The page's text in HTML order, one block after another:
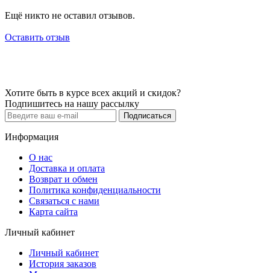
Ещё никто не оставил отзывов.
Оставить отзыв
Хотите быть в курсе всех акций и скидок?
Подпишитесь на нашу рассылку
Подписаться
Информация
О нас
Доставка и оплата
Возврат и обмен
Политика конфиденциальности
Связаться с нами
Карта сайта
Личный кабинет
Личный кабинет
История заказов